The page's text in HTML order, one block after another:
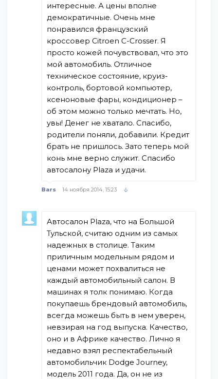
интересные. А цены вполне
демократичные. Очень мне
понравился французский
кроссовер Citroen C-Crosser. Я
просто кожей почувствовал, что это
мой автомобиль. Отличное
техническое состояние, круиз-
контроль, бортовой компьютер,
ксеноновые фары, кондиционер –
об этом можно только мечтать. Но,
увы! Денег не хватало. Спасибо,
родители поняли, добавили. Кредит
брать не пришлось. Зато теперь мой
конь мне верно служит. Спасибо
автосалону Plaza и удачи.
Bars 14 ноября 2014, 15:23
Автосалон Plaza, что на Большой
Тульской, считаю одним из самых
надежных в столице. Таким
приличным модельным рядом и
ценами может похвалиться не
каждый автомобильный салон. В
машинах я толк понимаю. Когда
покупаешь брендовый автомобиль,
всегда можешь быть в нем уверен,
невзирая на год выпуска. Качество,
оно и в Африке качество. Лично я
недавно взял респектабельный
автомобильчик Dodge Journey,
модель 2011 года. Да, он не из